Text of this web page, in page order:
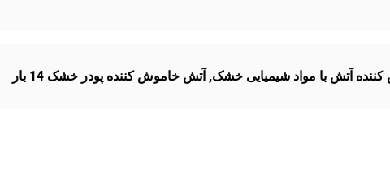
, آتش خاموش کننده پودر خشک 14 بار